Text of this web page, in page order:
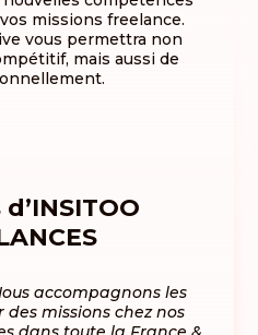
missions freelance.
vous permettra non
mais aussi de
accompagnons les
missions chez nos